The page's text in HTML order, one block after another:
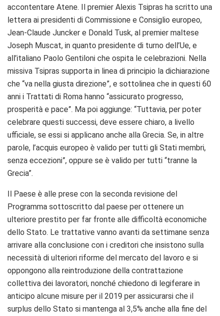
accontentare Atene. Il premier Alexis Tsipras ha scritto una
lettera ai presidenti di Commissione e Consiglio europeo,
Jean-Claude Juncker e Donald Tusk, al premier maltese
Joseph Muscat, in quanto presidente di turno dell’Ue, e
all’italiano Paolo Gentiloni che ospita le celebrazioni. Nella
missiva Tsipras supporta in linea di principio la dichiarazione
che “va nella giusta direzione”, e sottolinea che in questi 60
anni i Trattati di Roma hanno “assicurato progresso,
prosperità e pace”. Ma poi aggiunge: “Tuttavia, per poter
celebrare questi successi, deve essere chiaro, a livello
ufficiale, se essi si applicano anche alla Grecia. Se, in altre
parole, l’acquis europeo è valido per tutti gli Stati membri,
senza eccezioni”, oppure se è valido per tutti “tranne la
Grecia”.
Il Paese è alle prese con la seconda revisione del
Programma sottoscritto dal paese per ottenere un
ulteriore prestito per far fronte alle difficoltà economiche
dello Stato. Le trattative vanno avanti da settimane senza
arrivare alla conclusione con i creditori che insistono sulla
necessità di ulteriori riforme del mercato del lavoro e si
oppongono alla reintroduzione della contrattazione
collettiva dei lavoratori, nonché chiedono di legiferare in
anticipo alcune misure per il 2019 per assicurarsi che il
surplus dello Stato si mantenga al 3,5% anche alla fine del